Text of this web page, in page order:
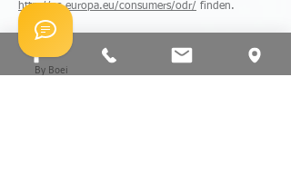
http://ec.europa.eu/consumers/odr/ finden.
Information zur Verbraucherstreitbeilegung nach §
36 VSBG: Wir werden nicht an einem
Streitbeilegungsverfahren vor einer
By Boei